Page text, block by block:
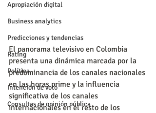
Apropiación digital
Business analytics
Predicciones y tendencias
Rating
Política
Intención de voto
Consultas de opinión pública
El panorama televisivo en Colombia
presenta una dinámica marcada por la
predominancia de los canales nacionales
en las horas prime y la influencia
significativa de los canales
internacionales en el resto de los